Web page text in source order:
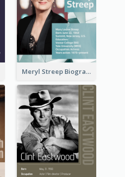
Meryl Streep Biography